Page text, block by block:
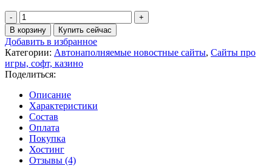
Количество
товара
Новости
и
обзоры
игр
автонаполняемый
сайт
на
Wordpress.
№508
В корзину Купить сейчас
Добавить в избранное
Категории: Автонаполняемые новостные сайты, Сайты про
игры, софт, казино
Поделиться:
Описание
Характеристики
Состав
Оплата
Покупка
Хостинг
Отзывы (4)